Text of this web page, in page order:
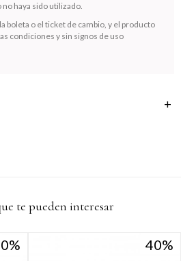
haya sido utilizado.
boleta o el ticket de cambio, y el producto
condiciones y sin signos de uso
te pueden interesar
40
40
hasta en 12
para comprar con Pago
Después:
para comprar usando Pago